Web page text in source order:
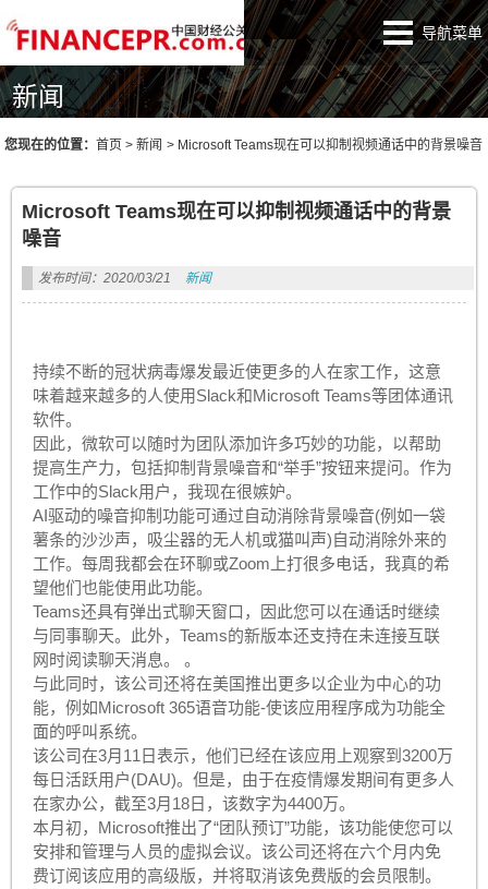
导航菜单
新闻
您现在的位置：首页 >新闻 > Microsoft Teams现在可以抑制视频通话中的背景噪音
Microsoft Teams现在可以抑制视频通话中的背景
噪音
发布时间：2020/03/21 新闻
持续不断的冠状病毒爆发最近使更多的人在家工作，这意
味着越来越多的人使用Slack和Microsoft Teams等团体通讯
软件。
因此，微软可以随时为团队添加许多巧妙的功能，以帮助
提高生产力，包括抑制背景噪音和“举手”按钮来提问。作为
工作中的Slack用户，我现在很嫉妒。
AI驱动的噪音抑制功能可通过自动消除背景噪音(例如一袋
薯条的沙沙声，吸尘器的无人机或猫叫声)自动消除外来的
工作。每周我都会在环聊或Zoom上打很多电话，我真的希
望他们也能使用此功能。
Teams还具有弹出式聊天窗口，因此您可以在通话时继续
与同事聊天。此外，Teams的新版本还支持在未连接互联
网时阅读聊天消息。 。
与此同时，该公司还将在美国推出更多以企业为中心的功
能，例如Microsoft 365语音功能-使该应用程序成为功能全
面的呼叫系统。
该公司在3月11日表示，他们已经在该应用上观察到3200万
每日活跃用户(DAU)。但是，由于在疫情爆发期间有更多人
在家办公，截至3月18日，该数字为4400万。
本月初，Microsoft推出了“团队预订”功能，该功能使您可以
安排和管理与人员的虚拟会议。该公司还将在六个月内免
费订阅该应用的高级版，并将取消该免费版的会员限制。